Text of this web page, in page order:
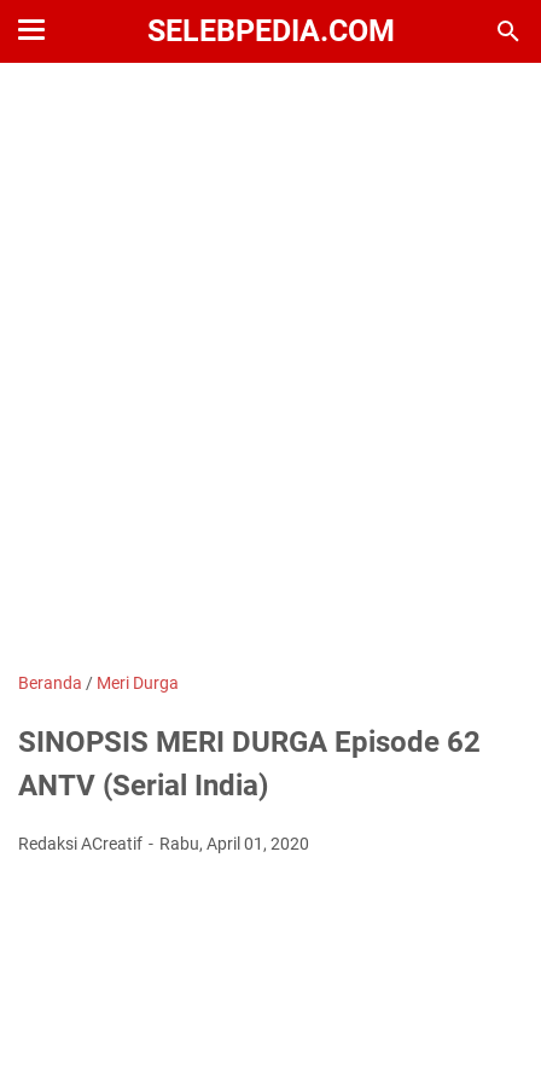
SELEBPEDIA.COM
Beranda / Meri Durga
SINOPSIS MERI DURGA Episode 62
ANTV (Serial India)
Redaksi ACreatif Rabu, April 01, 2020